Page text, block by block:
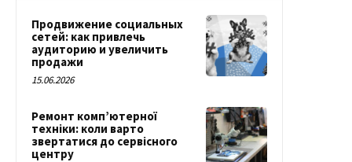
Продвижение социальных
сетей: как привлечь
аудиторию и увеличить
продажи
15.06.2026
Ремонт комп’ютерної
техніки: коли варто
звертатися до сервісного
центру